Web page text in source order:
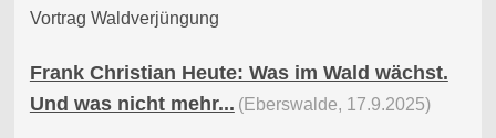
Vortrag Waldverjüngung
Frank Christian Heute: Was im Wald wächst.
Und was nicht mehr... (Eberswalde, 17.9.2025)